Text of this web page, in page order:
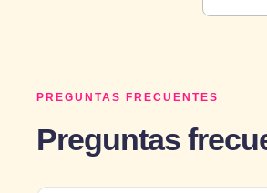
PREGUNTAS FRECUENTES
Preguntas